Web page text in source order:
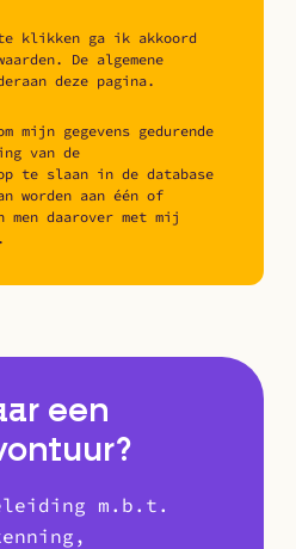
klikken ga ik akkoord
De algemene
deze pagina.
mijn gegevens gedurende
van de
te slaan in de database
worden aan één of
men daarover met mij
een
m.b.t.